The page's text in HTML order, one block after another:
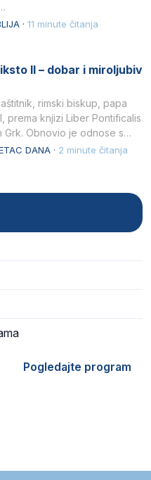
· 11 minute čitanja
II – dobar i miroljubiv
rimski biskup, papa
prema knjizi Liber Pontificalis
Grk. Obnovio je odnose s
DANA · 2 minute čitanja
Pogledajte program